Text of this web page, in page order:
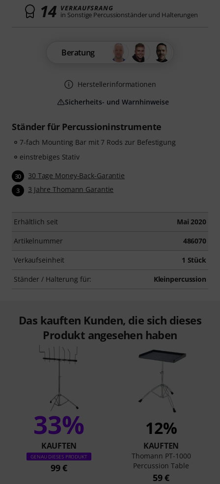
Ständer für Percussioninstrumente
7-fach Mounting Bar mit 7 Rods zur Befestigung
einstrebiges Stativ
30 30 Tage Money-Back-Garantie
3 3 Jahre Thomann Garantie
Erhältlich seit Mai 2020
Artikelnummer 486070
Verkaufseinheit 1 Stück
Ständer / Halterung für: Kleinpercussion
14 VERKAUFSRANG
in Sonstige Percussionständer und Halterungen
Beratung
Herstellerinformationen
Sicherheits- und Warnhinweise
Das kauften Kunden, die sich dieses
Produkt angesehen haben
33%
KAUFTEN
GENAU DIESES PRODUKT
99 €
12%
KAUFTEN
Thomann PT-1000
Percussion Table
59 €